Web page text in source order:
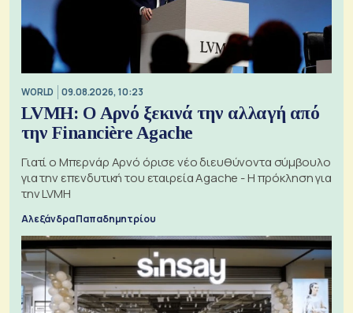
WORLD 09.08.2026, 10:23
LVMH: Ο Αρνό ξεκινά την αλλαγή από
την Financière Agache
Γιατί ο Μπερνάρ Αρνό όρισε νέο διευθύνοντα σύμβουλο
για την επενδυτική του εταιρεία Agache - Η πρόκληση για
την LVMH
Αλεξάνδρα Παπαδημητρίου